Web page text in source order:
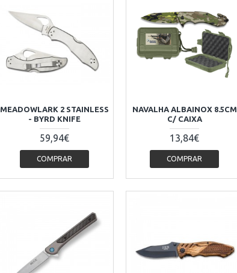
MEADOWLARK 2 STAINLESS
- BYRD KNIFE
59,94€
COMPRAR
NAVALHA ALBAINOX 8.5CM
C/ CAIXA
13,84€
COMPRAR